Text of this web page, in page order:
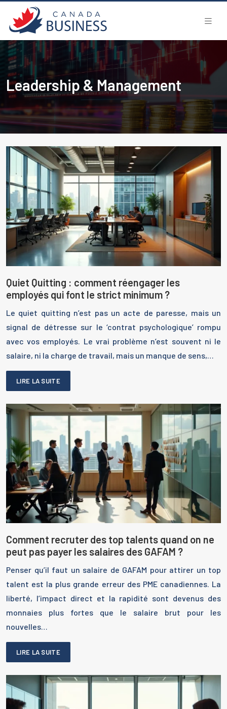
Leadership & Management
Quiet Quitting : comment réengager les
employés qui font le strict minimum ?
Le quiet quitting n’est pas un acte de paresse, mais un
signal de détresse sur le ‘contrat psychologique’ rompu
avec vos employés. Le vrai problème n’est souvent ni le
salaire, ni la charge de travail, mais un manque de sens,…
LIRE LA SUITE
Comment recruter des top talents quand on ne
peut pas payer les salaires des GAFAM ?
Penser qu’il faut un salaire de GAFAM pour attirer un top
talent est la plus grande erreur des PME canadiennes. La
liberté, l’impact direct et la rapidité sont devenus des
monnaies plus fortes que le salaire brut pour les
nouvelles…
LIRE LA SUITE